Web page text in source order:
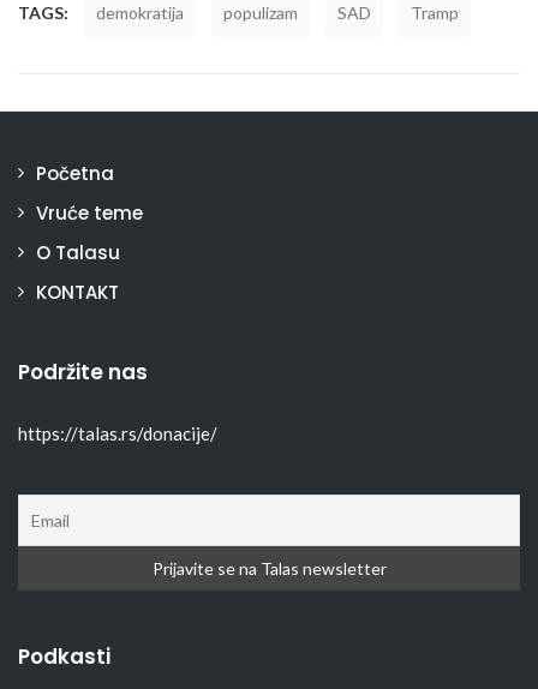
TAGS: demokratija populizam SAD Tramp
Početna
Vruće teme
O Talasu
KONTAKT
Podržite nas
https://talas.rs/donacije/
Podkasti